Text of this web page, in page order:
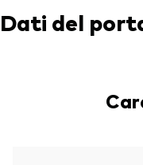
Dati del